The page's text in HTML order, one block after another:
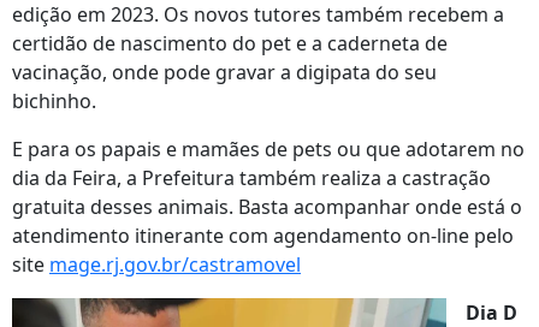
edição em 2023. Os novos tutores também recebem a
certidão de nascimento do pet e a caderneta de
vacinação, onde pode gravar a digipata do seu
bichinho.
E para os papais e mamães de pets ou que adotarem no
dia da Feira, a Prefeitura também realiza a castração
gratuita desses animais. Basta acompanhar onde está o
atendimento itinerante com agendamento on-line pelo
site mage.rj.gov.br/castramovel
Dia D